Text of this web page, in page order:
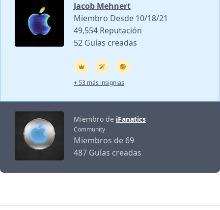
Jacob Mehnert
Miembro Desde 10/18/21
49,554 Reputación
52 Guías creadas
+ 53 más insignias
Miembro de iFanatics
Community
Miembros de 69
487 Guías creadas